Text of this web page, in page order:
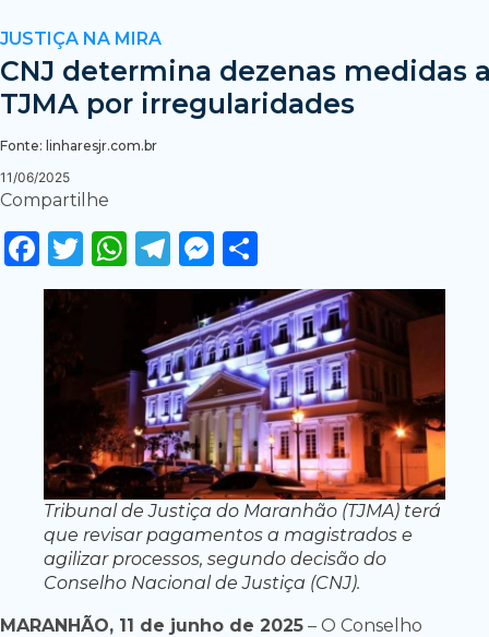
JUSTIÇA NA MIRA
CNJ determina dezenas medidas
TJMA por irregularidades
Fonte: linharesjr.com.br
11/06/2025
Compartilhe
Facebook
Twitter
WhatsApp
Telegram
Messenger
Tribunal de Justiça do Maranhão (TJMA) terá
que revisar pagamentos a magistrados e
agilizar processos, segundo decisão do
Conselho Nacional de Justiça (CNJ).
MARANHÃO, 11 de junho de 2025 – O Conselho